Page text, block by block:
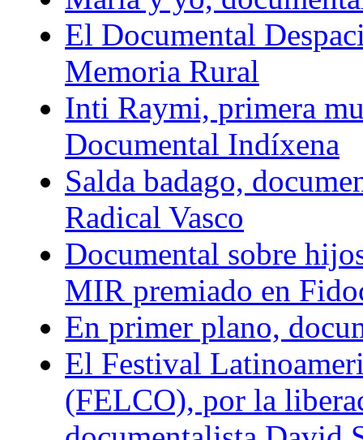
El Documental
Memoria Rural
Inti Raymi, primera
Documental Indíxena
Salda badago,
Radical Vasco
Documental sobre
MIR premiado en
En primer plano,
El Festival
(FELCO), por la